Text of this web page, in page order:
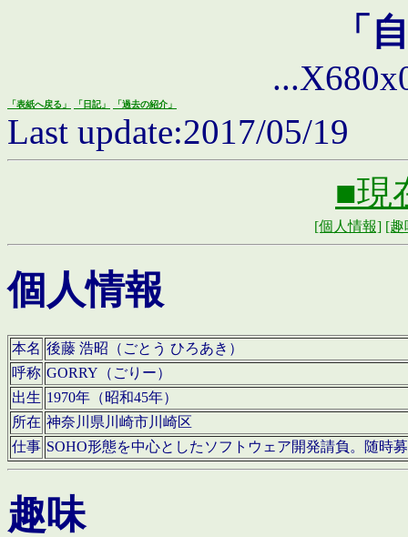
「
「表紙へ戻る」 「日記」 「過去の紹介」
Last update:2017/05/19
■現
[個人情報] [趣
個人情報
本名 後藤 浩昭（ごとう ひろあき）
呼称 GORRY（ごりー）
出生 1970年（昭和45年）
所在 神奈川県川崎市川崎区
仕事 SOHO形態を中心としたソフトウェア開発請負。随時
趣味